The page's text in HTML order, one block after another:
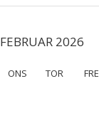
FEBRUAR 2026
ONS TOR FRE